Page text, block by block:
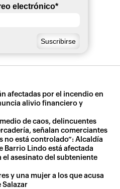
electrónico*
afectadas por el incendio en
alivio financiero y
de caos, delincuentes
señalan comerciantes
no está controlado”: Alcaldía
Barrio Lindo está afectada
asesinato del subteniente
y una mujer a los que acusa
Salazar